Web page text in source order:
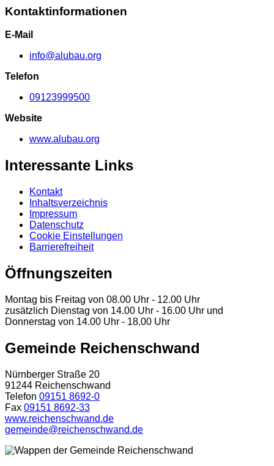
Kontaktinformationen
E-Mail
info@alubau.org
Telefon
09123999500
Website
www.alubau.org
Interessante Links
Kontakt
Inhaltsverzeichnis
Impressum
Datenschutz
Cookie Einstellungen
Barrierefreiheit
Öffnungszeiten
Montag bis Freitag von 08.00 Uhr - 12.00 Uhr
zusätzlich Dienstag von 14.00 Uhr - 16.00 Uhr und
Donnerstag von 14.00 Uhr - 18.00 Uhr
Gemeinde Reichenschwand
Nürnberger Straße 20
91244 Reichenschwand
Telefon 09151 8692-0
Fax 09151 8692-33
www.reichenschwand.de
gemeinde@reichenschwand.de